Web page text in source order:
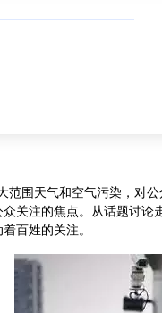
围天气和空气污染，对
关注的焦点。从话题讨
百姓的关注。